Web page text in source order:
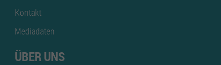
Kontakt
Mediadaten
ÜBER UNS